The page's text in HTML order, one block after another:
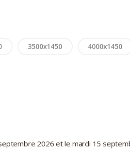
3500x1450 4000x1450
2026 et le mardi 15